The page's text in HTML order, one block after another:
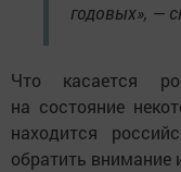
годовых», —
Что касается
на состояние
находится
обратить внимание